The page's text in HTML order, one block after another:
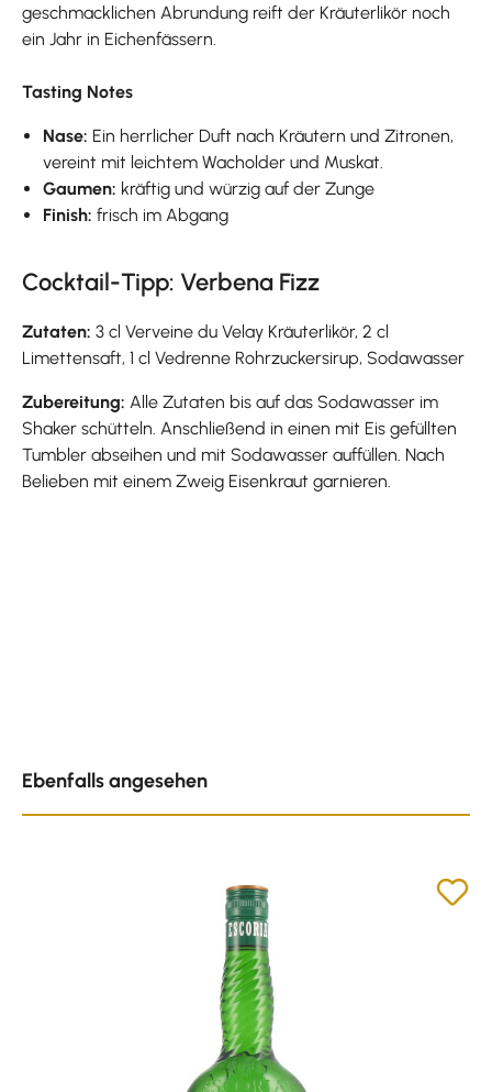
geschmacklichen Abrundung reift der Kräuterlikör noch
ein Jahr in Eichenfässern.
Tasting Notes
Nase: Ein herrlicher Duft nach Kräutern und Zitronen,
vereint mit leichtem Wacholder und Muskat.
Gaumen: kräftig und würzig auf der Zunge
Finish: frisch im Abgang
Cocktail-Tipp: Verbena Fizz
Zutaten: 3 cl Verveine du Velay Kräuterlikör, 2 cl
Limettensaft, 1 cl Vedrenne Rohrzuckersirup, Sodawasser
Zubereitung: Alle Zutaten bis auf das Sodawasser im
Shaker schütteln. Anschließend in einen mit Eis gefüllten
Tumbler abseihen und mit Sodawasser auffüllen. Nach
Belieben mit einem Zweig Eisenkraut garnieren.
Ebenfalls angesehen